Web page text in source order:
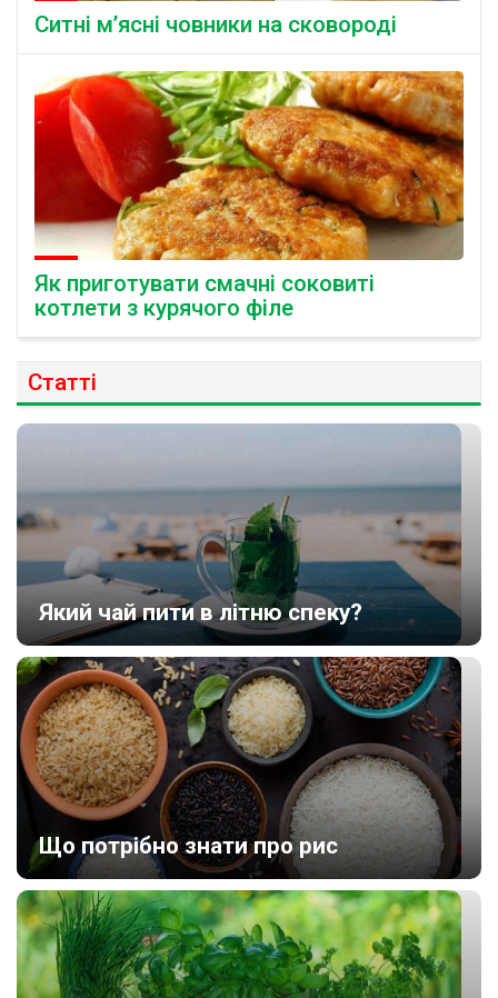
Ситні м’ясні човники на сковороді
Як приготувати смачні соковиті
котлети з курячого філе
Статті
Який чай пити в літню спеку?
Що потрібно знати про рис